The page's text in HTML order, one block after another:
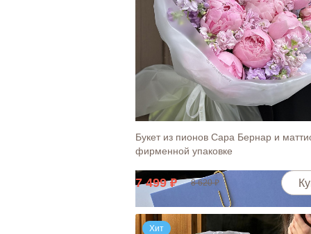
Открытка "Любимой мамочке"
Букет из пионов Сара Бернар и
фирменной упаковке
7 499 8 620
Хит